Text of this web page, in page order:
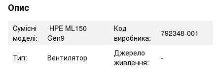
Опис
Сумісні
моделі:
HPE ML150
Gen9
Код
виробника:
792348-001
Тип: Вентилятор
Джерело
живлення:
-